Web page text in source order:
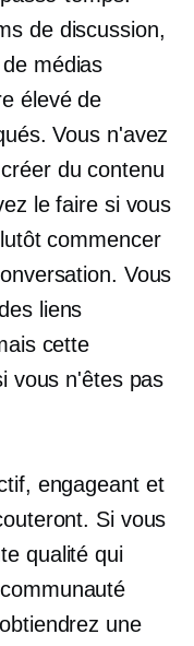
de discussion,
médias
élevé de
Vous n'avez
du contenu
le faire si vous
commencer
Vous
liens
cette
vous n'êtes pas
engageant et
Si vous
qualité qui
une